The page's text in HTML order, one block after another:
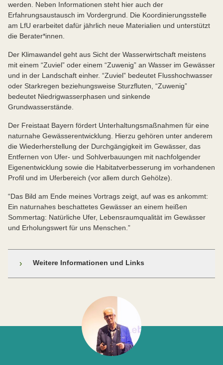
werden. Neben Informationen steht hier auch der
Erfahrungsaustausch im Vordergrund. Die Koordinierungsstelle
am LfU erarbeitet dafür jährlich neue Materialien und unterstützt
die Berater*innen.
Der Klimawandel geht aus Sicht der Wasserwirtschaft meistens
mit einem “Zuviel” oder einem “Zuwenig” an Wasser im Gewässer
und in der Landschaft einher. “Zuviel” bedeutet Flusshochwasser
oder Starkregen beziehungsweise Sturzfluten, “Zuwenig”
bedeutet Niedrigwasserphasen und sinkende
Grundwasserstände.
Der Freistaat Bayern fördert Unterhaltungsmaßnahmen für eine
naturnahe Gewässerentwicklung. Hierzu gehören unter anderem
die Wiederherstellung der Durchgängigkeit im Gewässer, das
Entfernen von Ufer- und Sohlverbauungen mit nachfolgender
Eigenentwicklung sowie die Habitatverbesserung im vorhandenen
Profil und im Uferbereich (vor allem durch Gehölze).
“Das Bild am Ende meines Vortrags zeigt, auf was es ankommt:
Ein naturnahes beschattetes Gewässer an einem heißen
Sommertag: Natürliche Ufer, Lebensraumqualität im Gewässer
und Erholungswert für uns Menschen.”
› Weitere Informationen und Links
Themen beim Landesamt für Umwelt Bayern (LfU)
Ökologische Aufwertung von kleinen
Fließgewässern (LfU)
Kleine Fließgewässer und Klimawandel (LfU)